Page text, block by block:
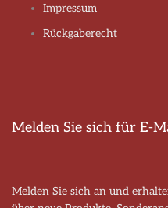
Impressum
Rückgaberecht
Melden Sie sich für E-
Melden Sie sich an und